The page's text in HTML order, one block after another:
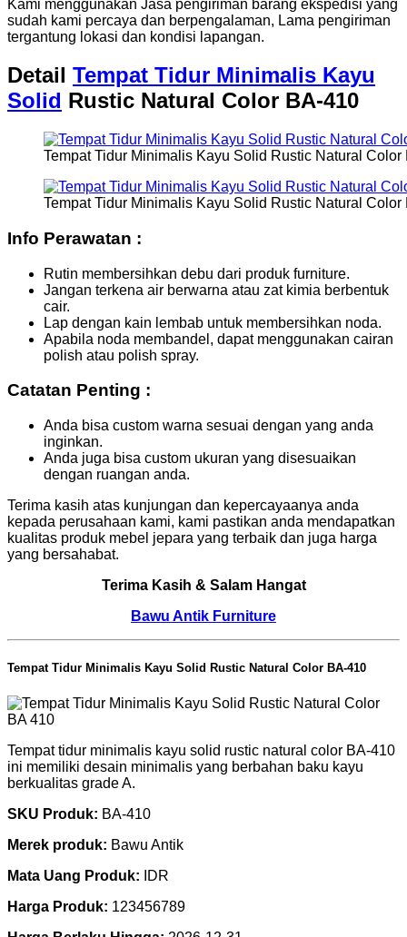
Kami menggunakan Jasa pengiriman barang ekspedisi yang
sudah kami percaya dan berpengalaman, Lama pengiriman
tergantung lokasi dan kondisi lapangan.
Detail Tempat Tidur Minimalis Kayu
Solid Rustic Natural Color BA-410
Tempat Tidur Minimalis Kayu Solid Rustic Natural Color
Tempat Tidur Minimalis Kayu Solid Rustic Natural Color
Info Perawatan :
Rutin membersihkan debu dari produk furniture.
Jangan terkena air berwarna atau zat kimia berbentuk
cair.
Lap dengan kain lembab untuk membersihkan noda.
Apabila noda membandel, dapat menggunakan cairan
polish atau polish spray.
Catatan Penting :
Anda bisa custom warna sesuai dengan yang anda
inginkan.
Anda juga bisa custom ukuran yang disesuaikan
dengan ruangan anda.
Terima kasih atas kunjungan dan kepercayaanya anda
kepada perusahaan kami, kami pastikan anda mendapatkan
kualitas produk mebel jepara yang terbaik dan juga harga
yang bersahabat.
Terima Kasih & Salam Hangat
Bawu Antik Furniture
Tempat Tidur Minimalis Kayu Solid Rustic Natural Color BA-410
Tempat tidur minimalis kayu solid rustic natural color BA-410
ini memiliki desain minimalis yang berbahan baku kayu
berkualitas grade A.
SKU Produk: BA-410
Merek produk: Bawu Antik
Mata Uang Produk:
IDR
Harga Produk: 123456789